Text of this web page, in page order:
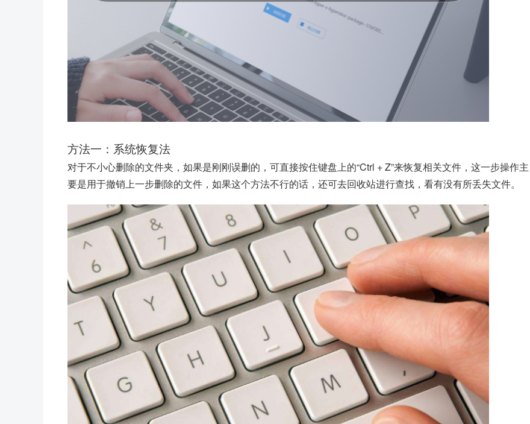
方法一：系统恢复法
对于不小心删除的文件夹，如果是刚刚误删的，可直接按住键盘上的“Ctrl + Z”来恢复相关文件，这一步操作主
要是用于撤销上一步删除的文件，如果这个方法不行的话，还可去回收站进行查找，看有没有所丢失文件。